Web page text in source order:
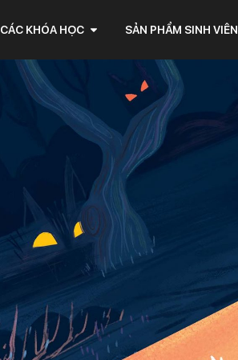
CÁC KHÓA HỌC SẢN PHẨM SINH VIÊN